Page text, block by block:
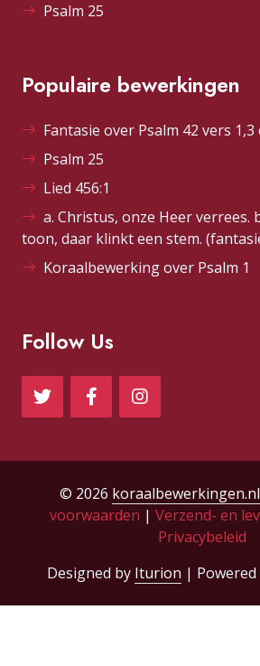
Psalm 25
Populaire bewerkingen
Fantasie over Psalm 42 vers 1,3
Psalm 25
Lied 456:1
a. Christus, onze Heer verrees.
toon, daar klinkt een stem.
Koraalbewerking over Psalm 1
Follow Us
© 2026 koraalbewerkingen.nl
voorwaarden | Verzend- en
Privacybeleid
Designed by Iturion | Powered